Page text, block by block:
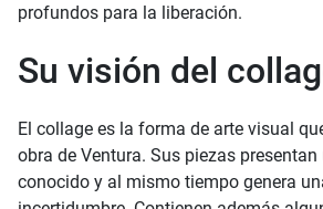
profundos para la liberación.
Su visión del
El collage es la forma de arte visual
obra de Ventura. Sus piezas
conocido y al mismo tiempo genera